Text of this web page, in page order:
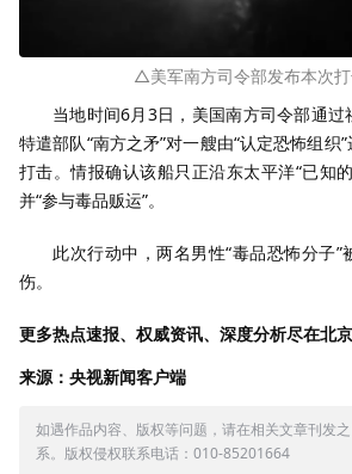
△美军南方司令部发布本次
当地时间6月3日，美国南方司令部通过
特遣部队“南方之矛”对一艘由“认定恐怖组织
打击。情报确认该船只正沿东太平洋“已知
并“参与毒品贩运”。
此次行动中，两名男性“毒品恐怖分子”
伤。
更多热点速报、权威资讯、深度分析尽在北
来源：央视新闻客户端
如遇作品内容、版权等问题，请在相关文章刊发
系。版权侵权联系电话：010-85201664